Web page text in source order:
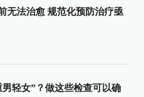
无法治愈 规范化预防治疗亟
男轻女”？做这些检查可以确